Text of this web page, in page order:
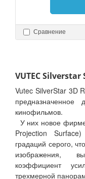
Сравнение
VUTEC Silverstar
Vutec SilverStar 3D
кинофильмов.
У них новое
Projection
градаций серого,
изображения,
коэффициент
трехмерной